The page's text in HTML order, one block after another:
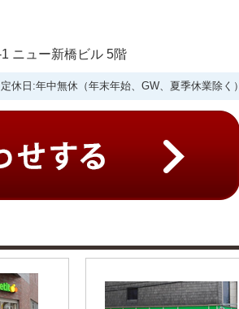
ニュー新橋ビル 5階
休日:年中無休（年末年始、GW、夏季休業除く）